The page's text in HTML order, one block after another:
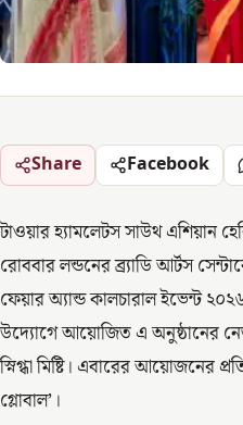
Share Facebook
টাওয়ার হ্যামলেটস সাউথ এশিয়ান
রোববার লন্ডনের ব্র্যাডি আর্টস
ফেয়ার অ্যান্ড কালচারাল ইভেন্ট
উদ্যোগে আয়োজিত এ অনুষ্ঠানের
স্নিগ্ধা মিষ্টি। এবারের আয়োজনের
গ্লোবাল’।